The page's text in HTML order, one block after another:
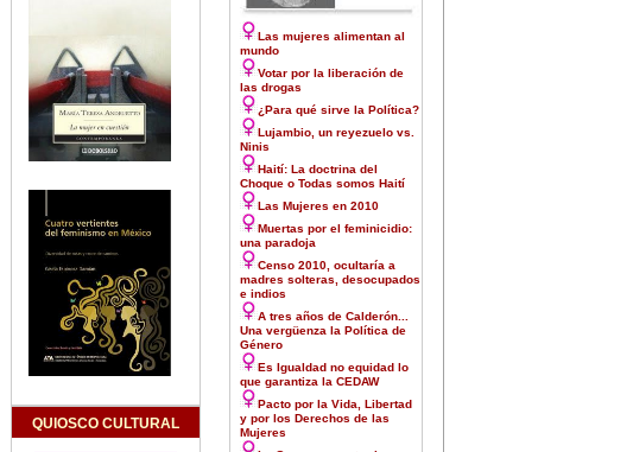
QUIOSCO CULTURAL
Las mujeres alimentan al
mundo
Votar por la liberación de
las drogas
¿Para qué sirve la Política?
Lujambio, un reyezuelo vs.
Ninis
Haití: La doctrina del
Choque o Todas somos Haití
Las Mujeres en 2010
Muertas por el feminicidio:
una paradoja
Censo 2010, ocultaría a
madres solteras, desocupados
e indios
A tres años de Calderón...
Una vergüenza la Política de
Género
Es Igualdad no equidad lo
que garantiza la CEDAW
Pacto por la Vida, Libertad
y por los Derechos de las
Mujeres